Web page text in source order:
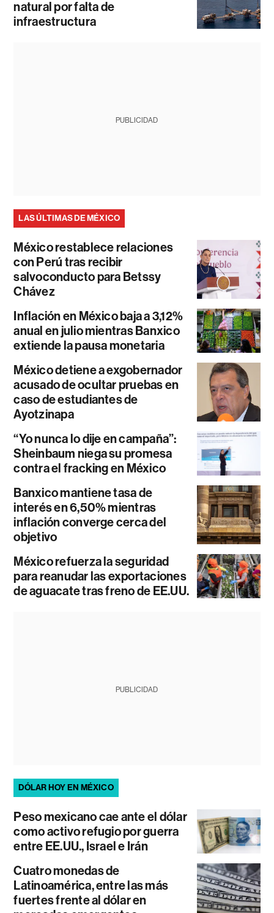
natural por falta de
infraestructura
PUBLICIDAD
LAS ÚLTIMAS DE MÉXICO
México restablece relaciones
con Perú tras recibir
salvoconducto para Betssy
Chávez
Inflación en México baja a 3,12%
anual en julio mientras Banxico
extiende la pausa monetaria
México detiene a exgobernador
acusado de ocultar pruebas en
caso de estudiantes de
Ayotzinapa
“Yo nunca lo dije en campaña”:
Sheinbaum niega su promesa
contra el fracking en México
Banxico mantiene tasa de
interés en 6,50% mientras
inflación converge cerca del
objetivo
México refuerza la seguridad
para reanudar las exportaciones
de aguacate tras freno de EE.UU.
PUBLICIDAD
DÓLAR HOY EN MÉXICO
Peso mexicano cae ante el dólar
como activo refugio por guerra
entre EE.UU., Israel e Irán
Cuatro monedas de
Latinoamérica, entre las más
fuertes frente al dólar en